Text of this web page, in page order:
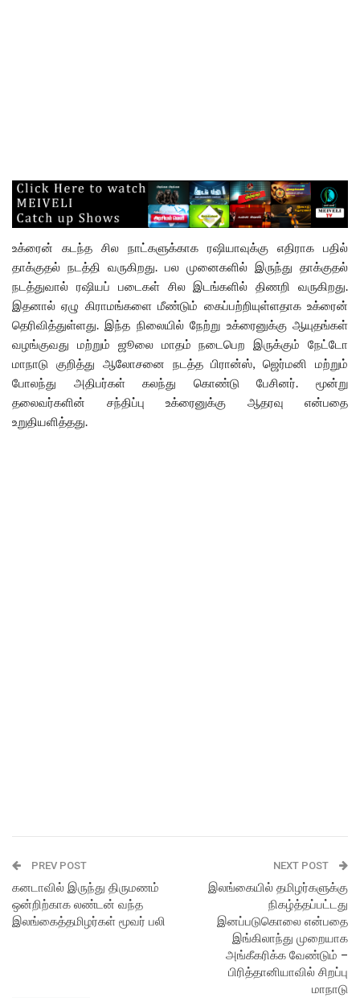
உக்ரைன் கடந்த சில நாட்களுக்காக ரஷியாவுக்கு எதிராக பதில்
தாக்குதல் நடத்தி வருகிறது. பல முனைகளில் இருந்து தாக்குதல்
நடத்துவால் ரஷியப் படைகள் சில இடங்களில் திணறி வருகிறது.
இதனால் ஏழு கிராமங்களை மீண்டும் கைப்பற்றியுள்ளதாக உக்ரைன்
தெரிவித்துள்ளது. இந்த நிலையில் நேற்று உக்ரைனுக்கு ஆயுதங்கள்
வழங்குவது மற்றும் ஜூலை மாதம் நடைபெற இருக்கும் நேட்டோ
மாநாடு குறித்து ஆலோசனை நடத்த பிரான்ஸ், ஜெர்மனி மற்றும்
போலந்து அதிபர்கள் கலந்து கொண்டு பேசினர். மூன்று
தலைவர்களின் சந்திப்பு உக்ரைனுக்கு ஆதரவு என்பதை
உறுதியளித்தது.
PREV POST
கனடாவில் இருந்து திருமணம்
ஒன்றிற்காக லண்டன் வந்த
இலங்கைத்தமிழர்கள் மூவர் பலி
NEXT POST
இலங்கையில் தமிழர்களுக்கு
நிகழ்த்தப்பட்டது
இனப்படுகொலை என்பதை
இங்கிலாந்து முறையாக
அங்கீகரிக்க வேண்டும் –
பிரித்தானியாவில் சிறப்பு
மாநாடு